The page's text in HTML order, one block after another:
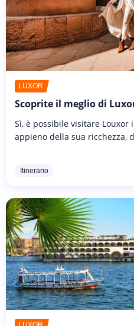
LUXOR
Scoprite il meglio di
Sì, è possibile visitare Louxor
appieno della sua ricchezza,
Itinerario